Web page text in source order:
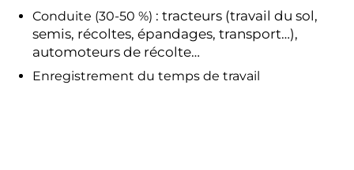
Conduite (30-50 %) : tracteurs (travail du sol,
semis, récoltes, épandages, transport…),
automoteurs de récolte…
Enregistrement du temps de travail